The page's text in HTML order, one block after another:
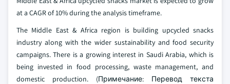
at a CAGR of 10% during the analysis timeframe.
The Middle East & Africa region is building upcycled snacks
industry along with the wider sustainability and food security
campaigns. There is a growing interest in Saudi Arabia, which is
being invested in food processing, waste management, and
domestic production. (Примечание: Перевод текста